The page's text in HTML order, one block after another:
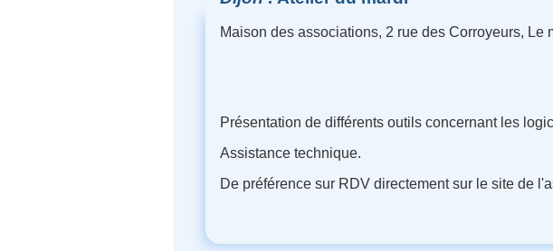
Maison des associations, 2 rue des Corroyeurs, Le
Présentation de différents outils concernant les
Assistance technique.
De préférence sur RDV directement sur le site de